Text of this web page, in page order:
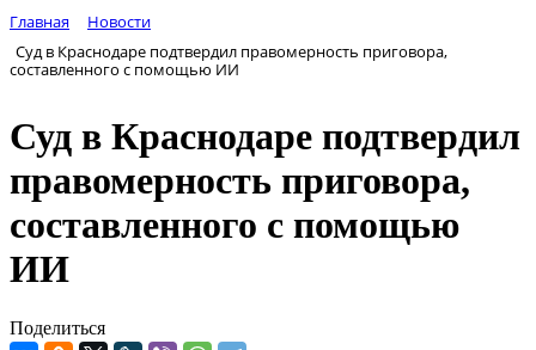
Главная
Новости
Суд в Краснодаре подтвердил правомерность приговора,
составленного с помощью ИИ
Суд в Краснодаре подтвердил
правомерность приговора,
составленного с помощью
ИИ
Поделиться